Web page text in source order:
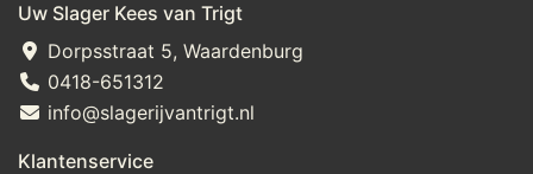
Uw Slager Kees van Trigt
Dorpsstraat 5, Waardenburg
0418-651312
info@slagerijvantrigt.nl
Klantenservice